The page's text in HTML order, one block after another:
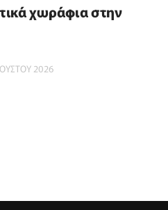
χωράφια στην
2026